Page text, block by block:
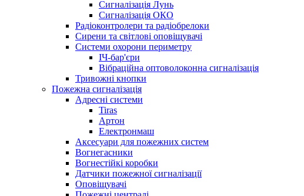
Сигналізація Лунь
Сигналізація ОКО
Радіоконтролери та радіобрелоки
Сирени та світлові оповіщувачі
Системи охорони периметру
ІЧ-бар'єри
Вібраційна оптоволоконна сигналізація
Тривожні кнопки
Пожежна сигналізація
Адресні системи
Tiras
Артон
Електронмаш
Аксесуари для пожежних систем
Вогнегасники
Вогнестійкі коробки
Датчики пожежної сигналізації
Оповіщувачі